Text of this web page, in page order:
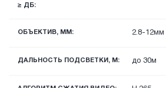
≥ ДБ:
ОБЪЕКТИВ, ММ: 2.8-12мм
ДАЛЬНОСТЬ ПОДСВЕТКИ, М: до 30м